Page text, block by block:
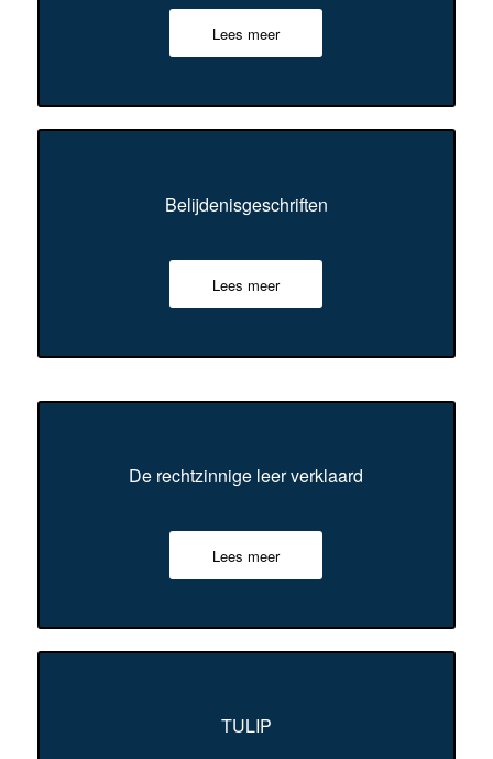
Lees meer
Belijdenisgeschriften
Lees meer
De rechtzinnige leer verklaard
Lees meer
TULIP